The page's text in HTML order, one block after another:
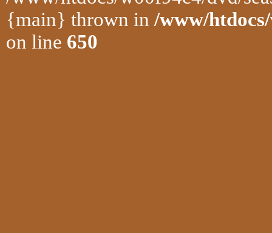
{main} thrown in /www/
on line 650